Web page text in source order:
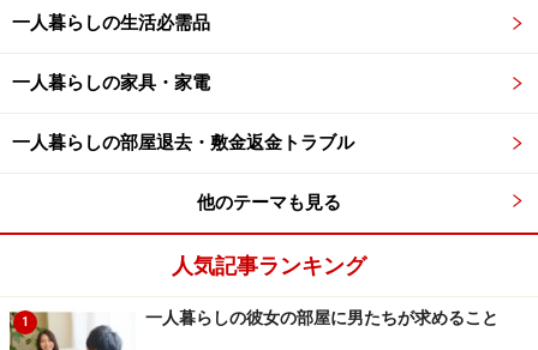
次のページでは、家計簿ナシで無駄チェック！ 忙しい
次のページへ
※記事内容は執筆時点のものです。最新の内容をご確認くださ
い。
1/3 次のページへ
一人暮らしの生活必需品
一人暮らしの家具・家電
一人暮らしの部屋退去・敷金返金トラブル
他のテーマも見る
人気記事ランキング
1 一人暮らしの彼女の部屋に男たちが求めること